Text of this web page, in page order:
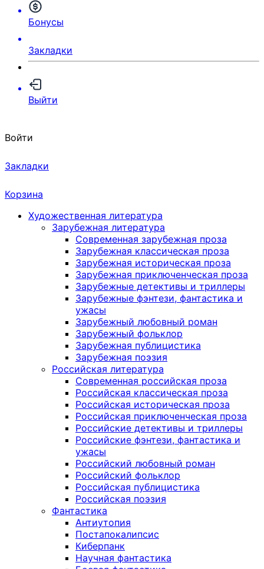
Бонусы
Закладки
Выйти
Войти
Закладки
Корзина
Художественная литература
Зарубежная литература
Современная зарубежная проза
Зарубежная классическая проза
Зарубежная историческая проза
Зарубежная приключенческая проза
Зарубежные детективы и триллеры
Зарубежные фэнтези, фантастика и
ужасы
Зарубежный любовный роман
Зарубежный фольклор
Зарубежная публицистика
Зарубежная поэзия
Российская литература
Современная российская проза
Российская классическая проза
Российская историческая проза
Российская приключенческая проза
Российские детективы и триллеры
Российские фэнтези, фантастика и
ужасы
Российский любовный роман
Российский фольклор
Российская публицистика
Российская поэзия
Фантастика
Антиутопия
Постапокалипсис
Киберпанк
Научная фантастика